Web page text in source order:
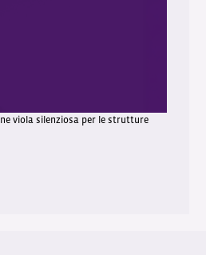
viola silenziosa per le strutture